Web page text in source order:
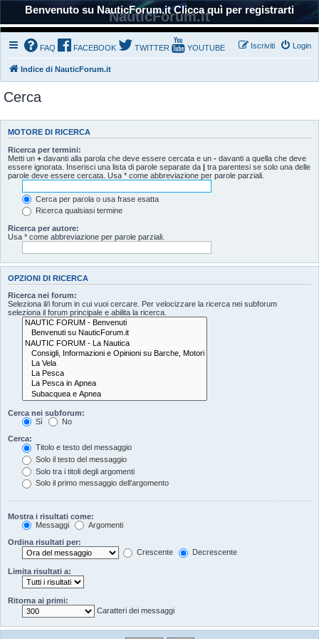
Benvenuto su NauticForum.it Clicca quì per registrarti
NauticForum.it
FAQ FACEBOOK TWITTER YOUTUBE Login
Iscriviti
Indice di NauticForum.it
Cerca
MOTORE DI RICERCA
Ricerca per termini:
Metti un + davanti alla parola che deve essere cercata e un - davanti a quella che deve
essere ignorata. Inserisci una lista di parole separate da | tra parentesi se solo una delle
parole deve essere cercata. Usa * come abbreviazione per parole parziali.
Cerca per parola o usa frase esatta
Ricerca qualsiasi termine
Ricerca per autore:
Usa * come abbreviazione per parole parziali.
OPZIONI DI RICERCA
Ricerca nei forum:
Seleziona il/i forum in cui vuoi cercare. Per velocizzare la ricerca nei subforum
seleziona il forum principale e abilita la ricerca.
Cerca nei subforum:
Sì
No
Cerca:
Titolo e testo del messaggio
Solo il testo del messaggio
Solo tra i titoli degli argomenti
Solo il primo messaggio dell’argomento
Mostra i risultati come:
Messaggi
Argomenti
Ordina risultati per:
Crescente
Decrescente
Limita risultati a:
Ritorna ai primi:
Caratteri dei messaggi